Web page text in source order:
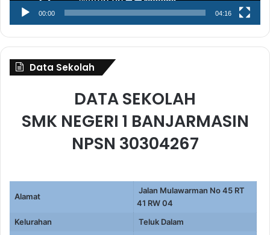
00:00 04:16
Data Sekolah
DATA SEKOLAH
SMK NEGERI 1 BANJARMASIN
NPSN 30304267
Alamat
Jalan Mulawarman No 45 RT
41 RW 04
Kelurahan
Teluk Dalam